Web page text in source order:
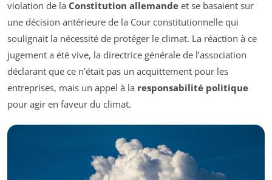
violation de la Constitution allemande et se basaient sur
une décision antérieure de la Cour constitutionnelle qui
soulignait la nécessité de protéger le climat. La réaction à ce
jugement a été vive, la directrice générale de l’association
déclarant que ce n’était pas un acquittement pour les
entreprises, mais un appel à la responsabilité politique
pour agir en faveur du climat.